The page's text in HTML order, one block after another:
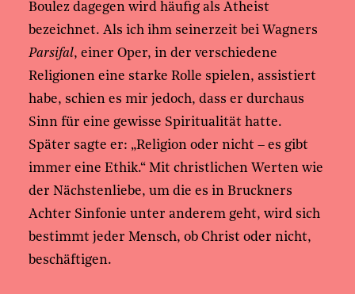
Boulez dagegen wird häufig als Atheist
bezeichnet. Als ich ihm seinerzeit bei Wagners
Parsifal, einer Oper, in der verschiedene
Religionen eine starke Rolle spielen, assistiert
habe, schien es mir jedoch, dass er durchaus
Sinn für eine gewisse Spiritualität hatte.
Später sagte er: „Religion oder nicht – es gibt
immer eine Ethik.“ Mit christlichen Werten wie
der Nächstenliebe, um die es in Bruckners
Achter Sinfonie unter anderem geht, wird sich
bestimmt jeder Mensch, ob Christ oder nicht,
beschäftigen.